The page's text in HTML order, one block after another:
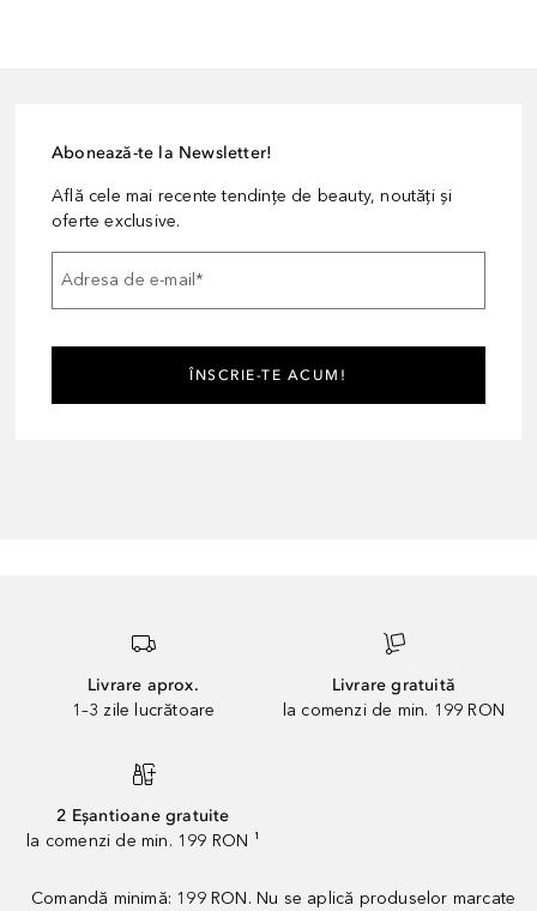
Abonează-te la Newsletter!
Află cele mai recente tendințe de beauty, noutăți și
oferte exclusive.
Adresa de e-mail*
ÎNSCRIE-TE ACUM!
Livrare aprox.
1–3 zile lucrătoare
Livrare gratuită
la comenzi de min. 199 RON
2 Eșantioane gratuite
la comenzi de min. 199 RON ¹
Comandă minimă: 199 RON. Nu se aplică produselor marcate